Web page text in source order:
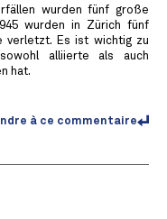
wurden fünf große
wurden in Zürich fünf
verletzt. Es ist wichtig zu
alliierte als auch
hat.
à ce commentaire